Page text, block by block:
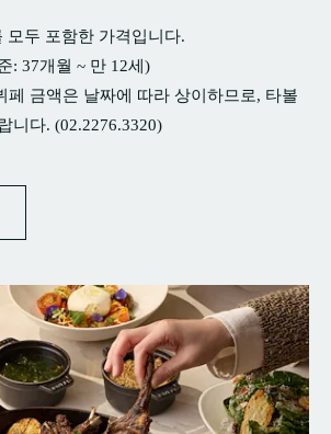
모두 포함한 가격입니다.
: 37개월 ~ 만 12세)
페 금액은 날짜에 따라 상이하므로, 타볼
니다. (02.2276.3320)